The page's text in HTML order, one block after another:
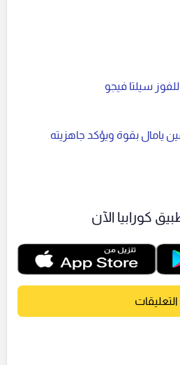
سيلتا فيجو
يامال بقوة ويؤكد جاهزيته
كورابيا الآن
التعليقات